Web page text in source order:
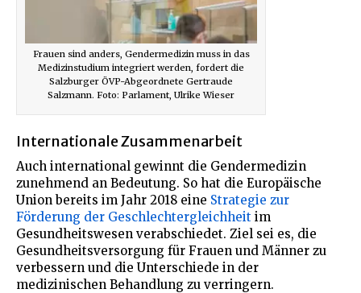
Frauen sind anders, Gendermedizin muss in das
Medizinstudium integriert werden, fordert die
Salzburger ÖVP-Abgeordnete Gertraude
Salzmann. Foto: Parlament, Ulrike Wieser
Internationale Zusammenarbeit
Auch international gewinnt die Gendermedizin
zunehmend an Bedeutung. So hat die Europäische
Union bereits im Jahr 2018 eine Strategie zur
Förderung der Geschlechtergleichheit im
Gesundheitswesen verabschiedet. Ziel sei es, die
Gesundheitsversorgung für Frauen und Männer zu
verbessern und die Unterschiede in der
medizinischen Behandlung zu verringern.